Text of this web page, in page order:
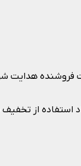
از تخفیف